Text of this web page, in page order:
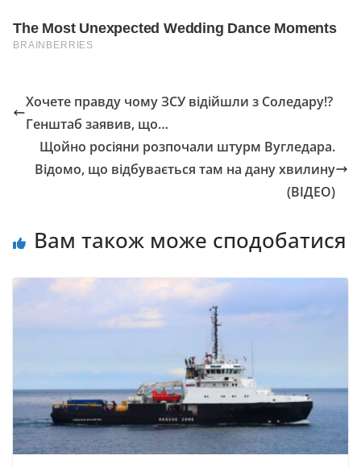
Хочете правду чому ЗСУ відійшли з Соледару!?
Генштаб заявив, що…
Щойно росіяни розпочали штурм Вугледара.
Відомо, що відбувається там на дану хвилину
(ВІДЕО)
Вам також може сподобатися